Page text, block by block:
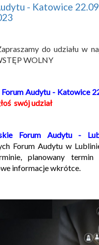
- Katowice
do udziału w
WOLNY
Audytu - Katowice
swój udział
Forum Audytu -
Forum Audytu w
planowany
informacje wkrótce.